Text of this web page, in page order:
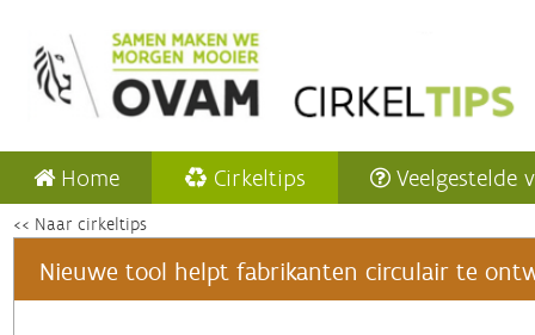
Home Cirkeltips Veelgestelde
<< Naar cirkeltips
Nieuwe tool helpt fabrikanten circulair te